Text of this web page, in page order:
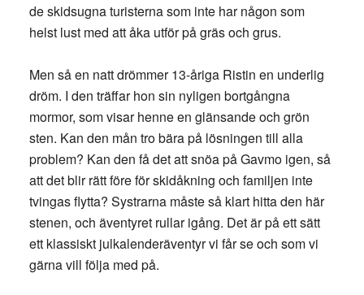
de skidsugna turisterna som inte har någon som
helst lust med att åka utför på gräs och grus.
Men så en natt drömmer 13-åriga Ristin en underlig
dröm. I den träffar hon sin nyligen bortgångna
mormor, som visar henne en glänsande och grön
sten. Kan den mån tro bära på lösningen till alla
problem? Kan den få det att snöa på Gavmo igen, så
att det blir rätt före för skidåkning och familjen inte
tvingas flytta? Systrarna måste så klart hitta den här
stenen, och äventyret rullar igång. Det är på ett sätt
ett klassiskt julkalenderäventyr vi får se och som vi
gärna vill följa med på.